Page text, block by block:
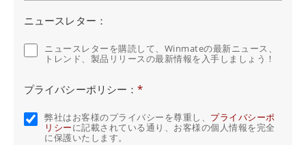
ニュースレター：
ニュースレターを購読して、Winmateの最新ニュース、
トレンド、製品リリースの最新情報を入手しましょう！
プライバシーポリシー：*
弊社はお客様のプライバシーを尊重し、 プライバシーポ
リシーに記載されている通り、お客様の個人情報を完全
に保護いたします。